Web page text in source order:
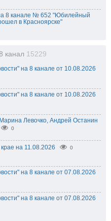
8 канале № 652 "Юбилейный
в Красноярске"
канал 15229
на 8 канале от 10.08.2026
на 8 канале от 10.08.2026
Левочко, Андрей Останин
0
на 11.08.2026 0
на 8 канале от 07.08.2026
на 8 канале от 07.08.2026